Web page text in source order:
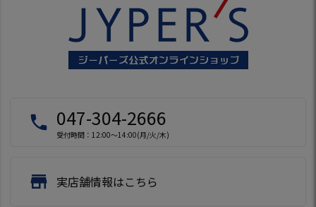
local_phone 047-304-2666
受付時間：12:00～14:00(月/火/木)
store 実店舗情報はこちら